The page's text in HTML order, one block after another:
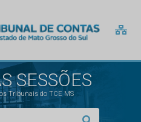
SESSÕES
Tribunais do TCE MS